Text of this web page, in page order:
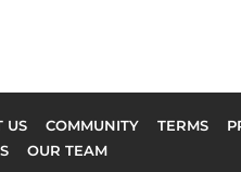
US COMMUNITY TERMS
OUR TEAM